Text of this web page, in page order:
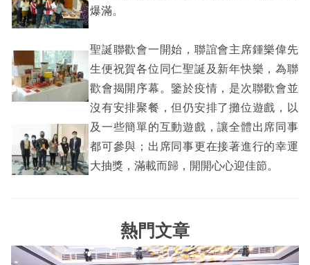
影片庫
爆滿。
聖誕聯歡會一開始，聯誼會主席鍾樂偉先
生便祝賀各位同仁聖誕及新年快樂，為聯
歡會揭開序幕。鑒於疫情，是次聯歡會並
沒有安排聚餐，但仍安排了攤位遊戲，以
及一些簡單的互動遊戲，讓全體出席同事
都可參與；出席同事更在接著進行的幸運
大抽獎，滿載而歸，開開心心迎佳節。
熱門文章